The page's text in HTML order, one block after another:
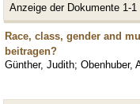
Anzeige der Dokumente 1-1
Race, class, gender and
beitragen?
Günther, Judith; Obenhuber,